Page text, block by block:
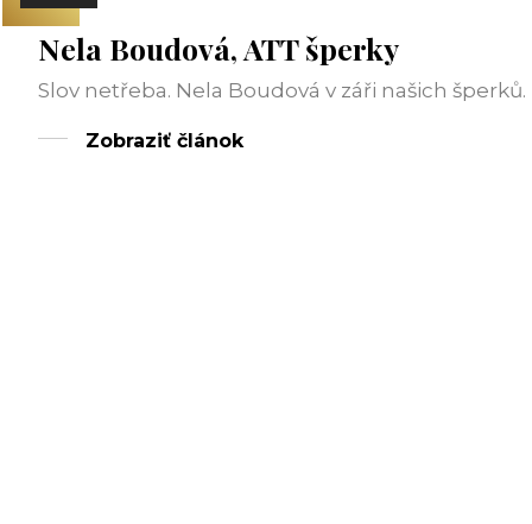
Nela Boudová, ATT šperky
Slov netřeba. Nela Boudová v záři našich šperků.
Zobraziť článok